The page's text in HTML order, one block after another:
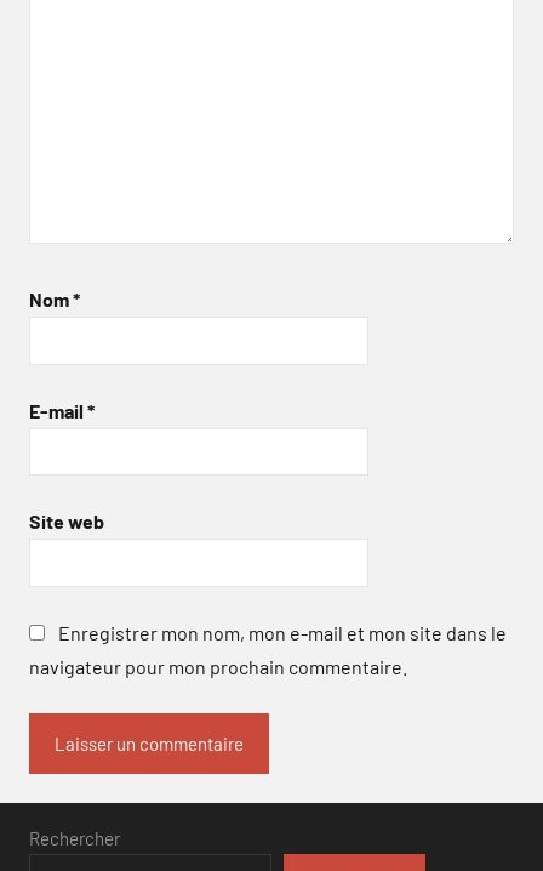
Nom*
E-mail *
Site web
Enregistrer mon nom, mon e-mail et mon site dans le
navigateur pour mon prochain commentaire.
Rechercher